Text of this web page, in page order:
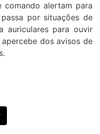
comando alertam para
por situações de
auriculares para ouvir
dos avisos de